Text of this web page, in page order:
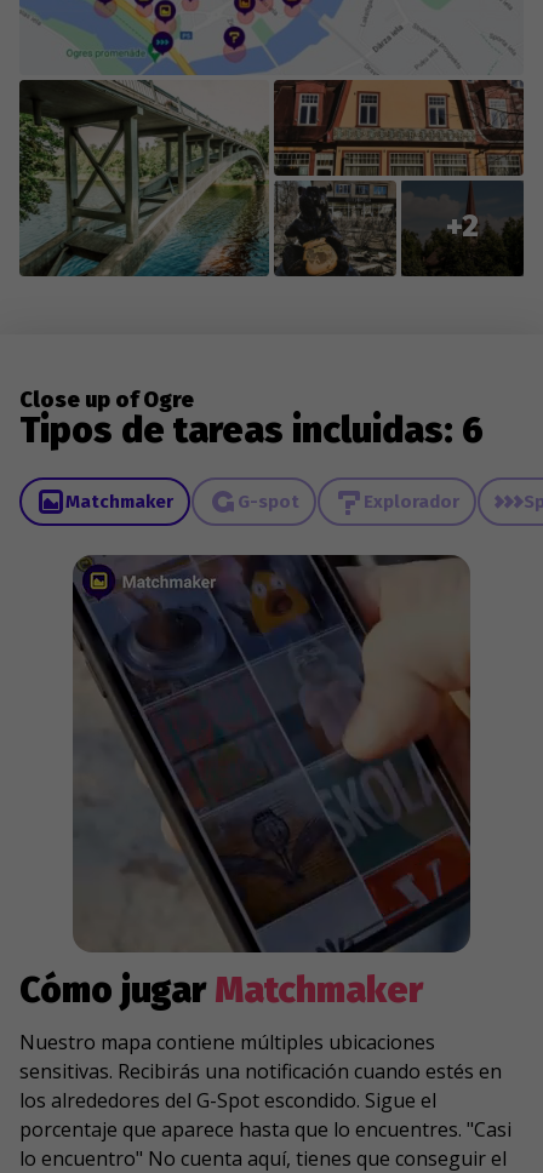
+2
Close up of Ogre
Tipos de tareas incluidas: 6
Matchmaker G-spot Explorador
Cómo jugarMatchmaker
Nuestro mapa contiene múltiples ubicaciones
sensitivas. Recibirás una notificación cuando estés en
los alrededores del G-Spot escondido. Sigue el
porcentaje que aparece hasta que lo encuentres. "Casi
lo encuentro" No cuenta aquí, tienes que conseguir el